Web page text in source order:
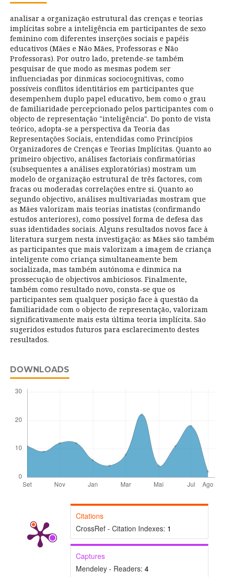
analisar a organização estrutural das crenças e teorias
implícitas sobre a inteligência em participantes de sexo
feminino com diferentes inserções sociais e papéis
educativos (Mães e Não Mães, Professoras e Não
Professoras). Por outro lado, pretende-se também
pesquisar de que modo as mesmas podem ser
influenciadas por dinmicas sociocognitivas, como
possíveis conflitos identitários em participantes que
desempenhem duplo papel educativo, bem como o grau
de familiaridade percepcionado pelos participantes com o
objecto de representação "inteligência". Do ponto de vista
teórico, adopta-se a perspectiva da Teoria das
Representações Sociais, entendidas como Princípios
Organizadores de Crenças e Teorias Implícitas. Quanto ao
primeiro objectivo, análises factoriais confirmatórias
(subsequentes a análises exploratórias) mostram um
modelo de organização estrutural de três factores, com
fracas ou moderadas correlações entre si. Quanto ao
segundo objectivo, análises multivariadas mostram que
as Mães valorizam mais teorias inatistas (confirmando
estudos anteriores), como possível forma de defesa das
suas identidades sociais. Alguns resultados novos face à
literatura surgem nesta investigação: as Mães são também
as participantes que mais valorizam a imagem de criança
inteligente como criança simultaneamente bem
socializada, mas também autónoma e dinmica na
prossecução de objectivos ambiciosos. Finalmente,
também como resultado novo, consta-se que os
participantes sem qualquer posição face à questão da
familiaridade com o objecto de representação, valorizam
significativamente mais esta última teoria implícita. São
sugeridos estudos futuros para esclarecimento destes
resultados.
DOWNLOADS
Citations
CrossRef - Citation Indexes: 1
Captures
Mendeley - Readers: 4